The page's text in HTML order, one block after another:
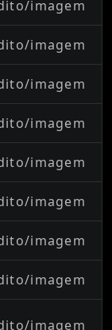
imagem
imagem
imagem
imagem
imagem
imagem
imagem
imagem
imagem